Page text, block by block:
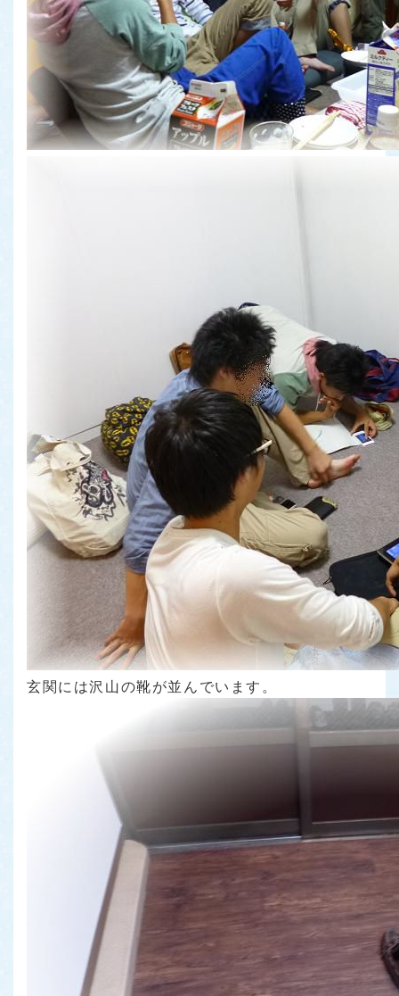
玄関には沢山の靴が並んでいます。